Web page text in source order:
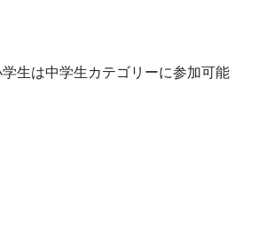
生は中学生カテゴリーに参加可能